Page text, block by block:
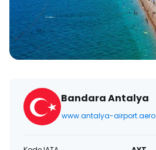
Bandara Antalya
www.antalya-airport.aero